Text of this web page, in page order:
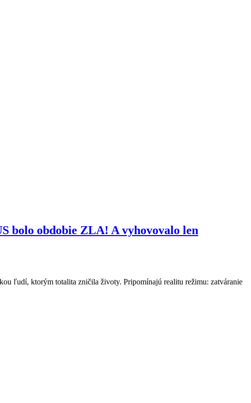
bolo obdobie ZLA! A vyhovovalo len
ľudí, ktorým totalita zničila životy. Pripomínajú realitu režimu: zatváranie